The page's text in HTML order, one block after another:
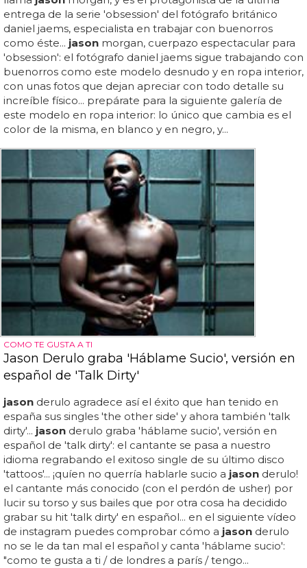
entrega de la serie 'obsession' del fotógrafo británico
daniel jaems, especialista en trabajar con buenorros
como éste... jason morgan, cuerpazo espectacular para
'obsession': el fotógrafo daniel jaems sigue trabajando con
buenorros como este modelo desnudo y en ropa interior,
con unas fotos que dejan apreciar con todo detalle su
increíble físico... prepárate para la siguiente galería de
este modelo en ropa interior: lo único que cambia es el
color de la misma, en blanco y en negro, y...
COMO TE GUSTA A TI
Jason Derulo graba 'Háblame Sucio', versión en
español de 'Talk Dirty'
jason derulo agradece así el éxito que han tenido en
españa sus singles 'the other side' y ahora también 'talk
dirty'... jason derulo graba 'háblame sucio', versión en
español de 'talk dirty': el cantante se pasa a nuestro
idioma regrabando el exitoso single de su último disco
'tattoos'... ¡quíen no querría hablarle sucio a jason derulo!
el cantante más conocido (con el perdón de usher) por
lucir su torso y sus bailes que por otra cosa ha decidido
grabar su hit 'talk dirty' en español... en el siguiente vídeo
de instagram puedes comprobar cómo a jason derulo
no se le da tan mal el español y canta 'háblame sucio':
"como te gusta a ti / de londres a parís / tengo...